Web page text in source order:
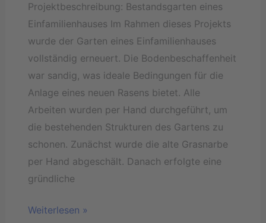
Projektbeschreibung: Bestandsgarten eines
Einfamilienhauses Im Rahmen dieses Projekts
wurde der Garten eines Einfamilienhauses
vollständig erneuert. Die Bodenbeschaffenheit
war sandig, was ideale Bedingungen für die
Anlage eines neuen Rasens bietet. Alle
Arbeiten wurden per Hand durchgeführt, um
die bestehenden Strukturen des Gartens zu
schonen. Zunächst wurde die alte Grasnarbe
per Hand abgeschält. Danach erfolgte eine
gründliche
Weiterlesen »